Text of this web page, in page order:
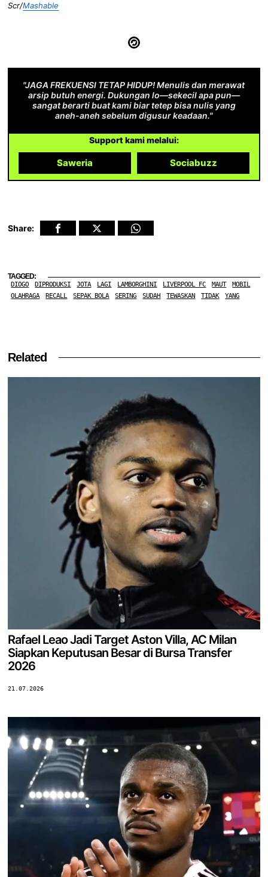
Scr/Mashable
"JAGA FREKUENSI TETAP HIDUP! Menulis dan merawat
arsip butuh energi. Dukungan lo—sekecil apa pun—
sangat berarti buat kami biar tetep bisa nulis yang
aneh-aneh sebelum digusur keadaan."
Support kami melalui:
Saweria Sociabuzz
Share:
TAGGED:
DIOGO DIPRODUKSI JOTA LAGI LAMBORGHINI LIVERPOOL FC MAUT
MOBIL
OLAHRAGA
RECALL SEPAK BOLA SERING SUDAH TEWASKAN TIDAK YANG
Related
Rafael Leao Jadi Target Aston Villa, AC Milan
Siapkan Keputusan Besar di Bursa Transfer
2026
21.07.2026